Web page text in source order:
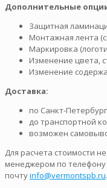
Дополнительные
Защитная
Монтажная лента
Маркировка
Изменение цвета,
Изменение
Доставка:
по Санкт-
до транспортной
возможен
Для расчета стоимости
менеджером по
почтуinfo@vermontspb.ru.